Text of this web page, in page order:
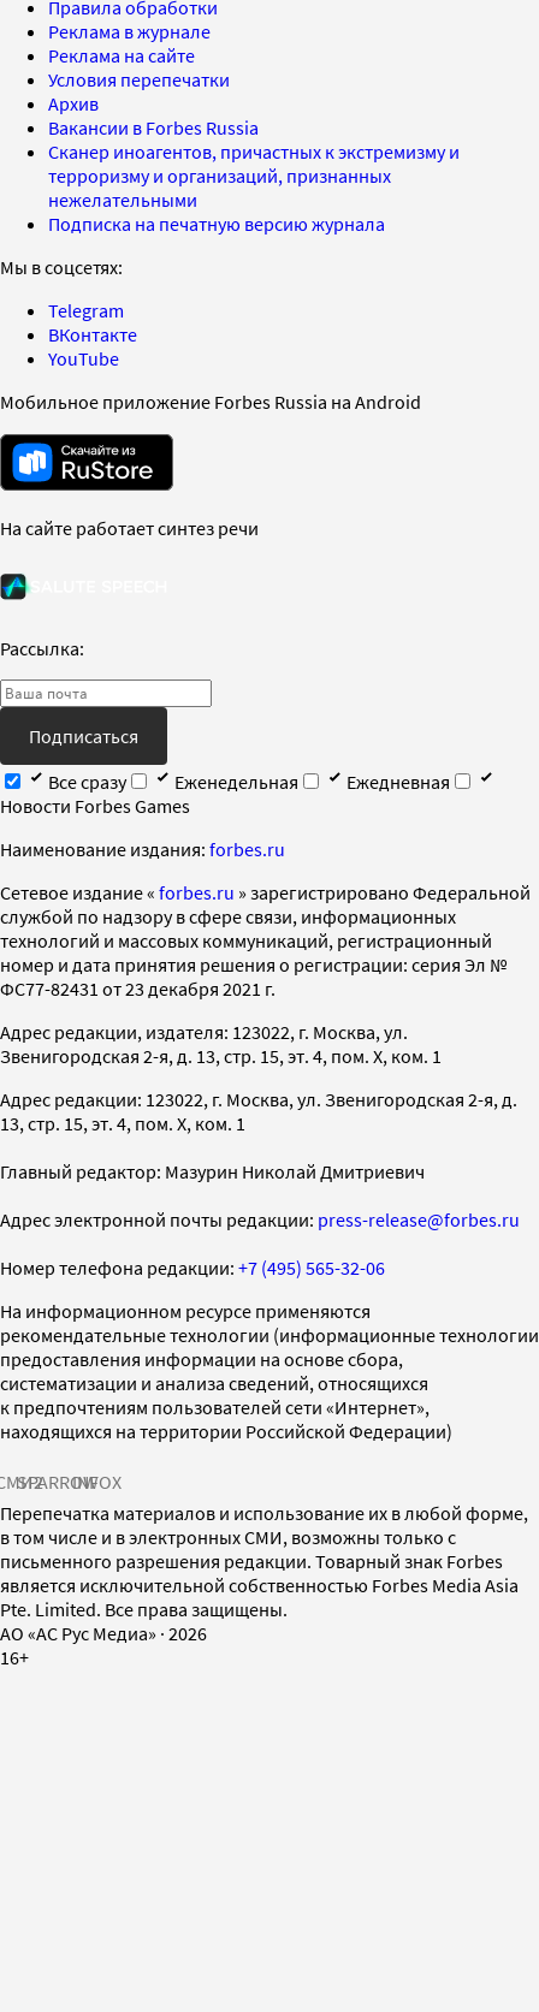
Правила обработки
Реклама в журнале
Реклама на сайте
Условия перепечатки
Архив
Вакансии в Forbes Russia
Сканер иноагентов, причастных к экстремизму и
терроризму и организаций, признанных
нежелательными
Подписка на печатную версию журнала
Мы в соцсетях:
Telegram
ВКонтакте
YouTube
Мобильное приложение Forbes Russia на Android
На сайте работает синтез речи
Рассылка:
Подписаться
Все сразу
Еженедельная
Ежедневная
Новости Forbes Games
Наименование издания: forbes.ru
Cетевое издание « forbes.ru » зарегистрировано Федеральной
службой по надзору в сфере связи, информационных
технологий и массовых коммуникаций, регистрационный
номер и дата принятия решения о регистрации: серия Эл №
ФС77-82431 от 23 декабря 2021 г.
Адрес редакции, издателя: 123022, г. Москва, ул.
Звенигородская 2-я, д. 13, стр. 15, эт. 4, пом. X, ком. 1
Адрес редакции: 123022, г. Москва, ул. Звенигородская 2-я, д.
13, стр. 15, эт. 4, пом. X, ком. 1
Главный редактор: Мазурин Николай Дмитриевич
Адрес электронной почты редакции: press-release@forbes.ru
Номер телефона редакции: +7 (495) 565-32-06
На информационном ресурсе применяются
рекомендательные технологии (информационные технологии
предоставления информации на основе сбора,
систематизации и анализа сведений, относящихся
к предпочтениям пользователей сети «Интернет»,
находящихся на территории Российской Федерации)
SPARROWINFOX
Перепечатка материалов и использование их в любой форме,
в том числе и в электронных СМИ, возможны только с
письменного разрешения редакции. Товарный знак Forbes
является исключительной собственностью Forbes Media Asia
Pte. Limited. Все права защищены.
AO «АС Рус Медиа» · 2026
16+